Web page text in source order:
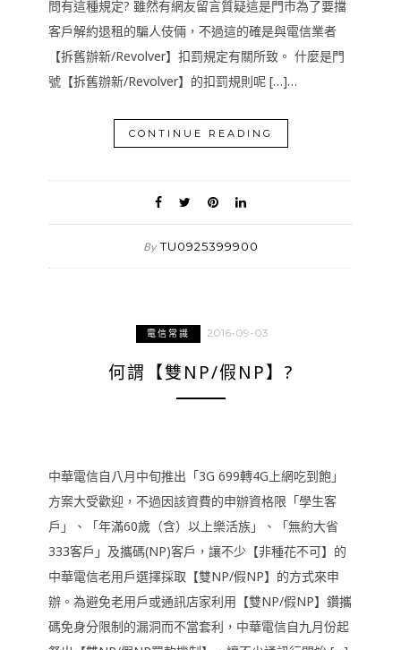
問有這種規定? 雖然有網友留言質疑這是門市為了要擋
客戶解約退租的騙人伎倆，不過這的確是與電信業者
【拆舊辦新/Revolver】扣罰規定有關所致。 什麼是門
號【拆舊辦新/Revolver】的扣罰規則呢 […]…
CONTINUE READING
By TU0925399900
電信常識 2016-09-03
何謂【雙NP/假NP】?
中華電信自八月中旬推出「3G 699轉4G上網吃到飽」
方案大受歡迎，不過因該資費的申辦資格限「學生客
戶」、「年滿60歲（含）以上樂活族」、「無約大省
333客戶」及攜碼(NP)客戶，讓不少【非種花不可】的
中華電信老用戶選擇採取【雙NP/假NP】的方式來申
辦。為避免老用戶或通訊店家利用【雙NP/假NP】鑽攜
碼免身分限制的漏洞而不當套利，中華電信自九月份起